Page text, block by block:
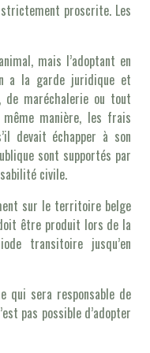
proscrite. Les
mais l’adoptant en
a la garde juridique et
de maréchalerie ou tout
manière, les frais
devait échapper à son
sont supportés par
civile.
sur le territoire belge
être produit lors de la
transitoire jusqu’en
qui sera responsable de
pas possible d’adopter